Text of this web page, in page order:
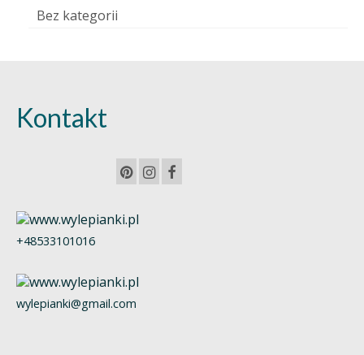
Bez kategorii
Kontakt
+48533101016
wylepianki@gmail.com